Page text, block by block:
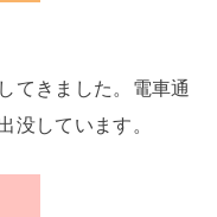
てきました。電車通
没しています。